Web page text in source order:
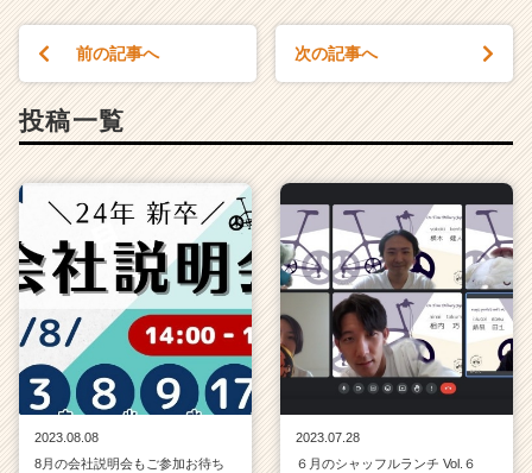
ウ
く
就
活
サ
イ
ト
チ
ア
キ
ャ
ア
前の記事へ 次の記事へ
投稿一覧
2023.08.08
8月の会社説明会もご参加お待ち
2023.07.28
６月のシャッフルランチ Vol.６